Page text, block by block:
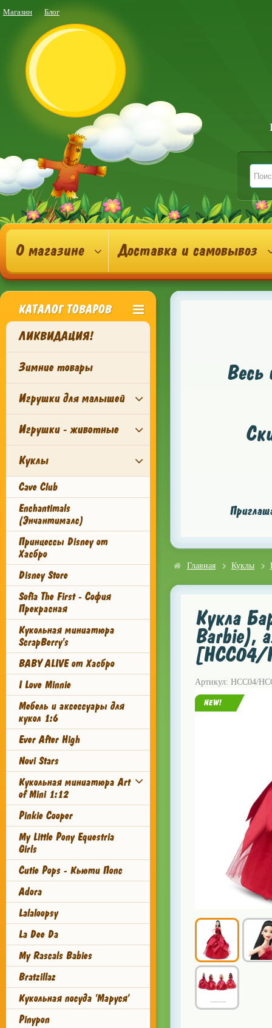
Магазин Блог
О магазине Доставка и самовывоз
КАТАЛОГ ТОВАРОВ
ЛИКВИДАЦИЯ!
Зимние товары
Игрушки для малышей
Игрушки - животные
Куклы
Cave Club
Enchantimals
(Энчантималс)
Принцессы Disney от
Хасбро
Disney Store
Sofia The First - София
Прекрасная
Кукольная миниатюра
ScrapBerry's
BABY ALIVE от Хасбро
I Love Minnie
Мебель и аксессуары для
кукол 1:6
Ever After High
Novi Stars
Кукольная миниатюра Art
of Mini 1:12
Pinkie Cooper
My Little Pony Equestria
Girls
Cutie Pops - Кьюти Попс
Adora
Lalaloopsy
La Dee Da
My Rascals Babies
Bratzillaz
Кукольная посуда 'Маруся'
Pinypon
Весь
Главная Куклы
Кукла
Barbie),
[HCC04/
Артикул: HCC04/
NEW!